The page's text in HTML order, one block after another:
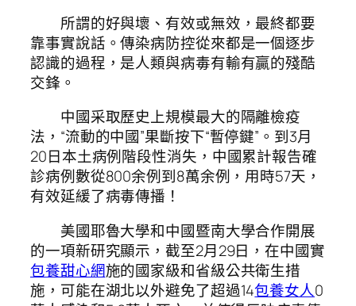
所謂的好與壞、有效或無效，最終都要
靠事實說話。傳染病防控從來都是一個逐步
認識的過程，是人類與病毒有輸有贏的殘酷
交鋒。
中國采取歷史上規模最大的隔離檢疫
法，“流動的中國”果斷按下“暫停鍵”。到3月
20日本土病例階段性消失，中國累計報告確
診病例數從800余例到8萬余例，用時57天，
有效延緩了病毒傳播！
美國耶魯大學和中國暨南大學合作開展
的一項新研究顯示，截至2月29日，在中國實
包養甜心網施的國家級和省級公共衛生措
施，可能在湖北以外避免了超過14包養女人0